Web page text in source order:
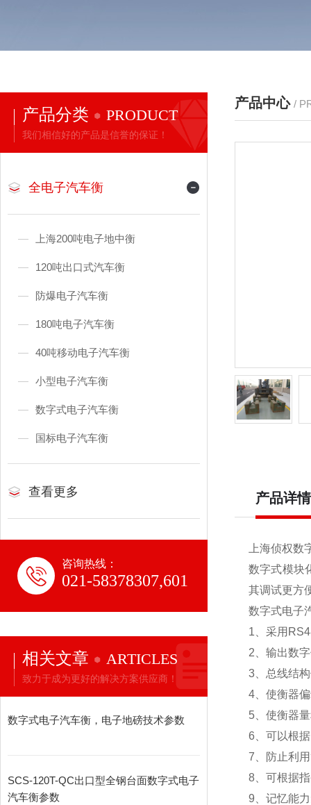
产品分类 PRODUCT
我们相信好的产品是信誉的保证！
全电子汽车衡
上海200吨电子地中衡
120吨出口式汽车衡
防爆电子汽车衡
180吨电子汽车衡
40吨移动电子汽车衡
小型电子汽车衡
数字式电子汽车衡
国标电子汽车衡
查看更多
咨询热线：
021-58378307,601
相关文章 ARTICLES
致力于成为更好的解决方案供应商！
数字式电子汽车衡，电子地磅技术参数
SCS-120T-QC出口型全钢台面数字式电子
汽车衡参数
产品中心 /
产品详情
上海侦权
数字式模块
其调试更方
数字式电子
1 、采用
2 、输出数
3 、总线结
4 、使衡器
5 、使衡器
6 、可以根
7 、防止利
8 、可根据
9 、记忆能